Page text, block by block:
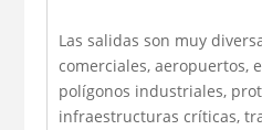
Las salidas son muy
comerciales, aeropuertos,
polígonos industriales,
infraestructuras críticas,